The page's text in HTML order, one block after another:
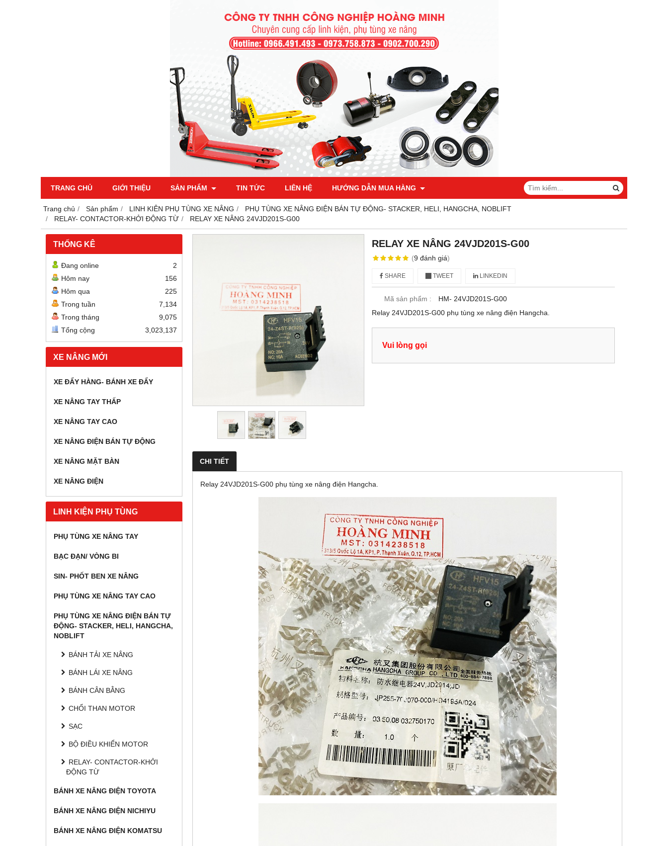
TRANG CHỦ GIỚI THIỆU SẢN PHẨM TIN TỨC LIÊN HỆ HƯỚNG DẪN MUA HÀNG
Trang chủ Sản phẩm LINH KIÊN PHỤ TÙNG XE NÂNG
PHỤ TÙNG XE NÂNG ĐIỆN BÁN TỰ ĐỘNG- STACKER, HELI, HANGCHA, NOBLIFT
RELAY- CONTACTOR-KHỞI ĐỘNG TỪ
RELAY XE NÂNG 24VJD201S-G00
THỐNG KÊ
Đang online
2
Hôm nay
156
Hôm qua
225
Trong tuần
7,134
Trong tháng
9,075
Tổng cộng
3,023,137
XE NÂNG MỚI
XE ĐẨY HÀNG- BÁNH XE ĐẨY
XE NÂNG TAY THẤP
XE NÂNG TAY CAO
XE NÂNG ĐIỆN BÁN TỰ ĐỘNG
XE NÂNG MẶT BÀN
XE NÂNG ĐIỆN
LINH KIỆN PHỤ TÙNG
PHỤ TÙNG XE NÂNG TAY
BẠC ĐẠN/ VÒNG BI
SIN- PHỐT BEN XE NÂNG
PHỤ TÙNG XE NÂNG TAY CAO
PHỤ TÙNG XE NÂNG ĐIỆN BÁN TỰ
ĐỘNG- STACKER, HELI, HANGCHA,
NOBLIFT
BÁNH TẢI XE NÂNG
BÁNH LÁI XE NÂNG
BÁNH CÂN BẰNG
CHỔI THAN MOTOR
SẠC
BỘ ĐIỀU KHIỂN MOTOR
RELAY- CONTACTOR-KHỞI
ĐỘNG TỪ
BÁNH XE NÂNG ĐIỆN TOYOTA
BÁNH XE NÂNG ĐIỆN NICHIYU
BÁNH XE NÂNG ĐIỆN KOMATSU
RELAY XE NÂNG 24VJD201S-G00
(9 đánh giá)
SHARE TWEET LINKEDIN
Mã sản phẩm :
HM- 24VJD201S-G00
Relay 24VJD201S-G00 phụ tùng xe nâng điện Hangcha.
Vui lòng gọi
CHI TIẾT
Relay 24VJD201S-G00 phụ tùng xe nâng điện Hangcha.